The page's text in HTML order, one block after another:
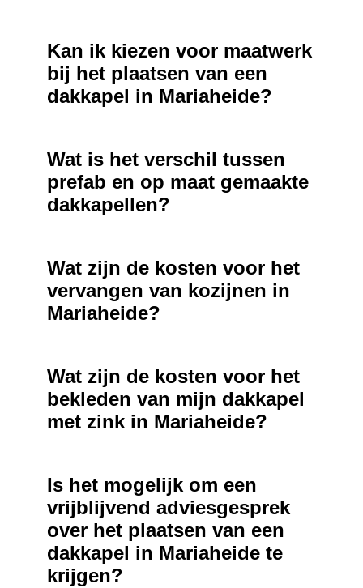
Kan ik kiezen voor maatwerk
bij het plaatsen van een
dakkapel in Mariaheide?
Wat is het verschil tussen
prefab en op maat gemaakte
dakkapellen?
Wat zijn de kosten voor het
vervangen van kozijnen in
Mariaheide?
Wat zijn de kosten voor het
bekleden van mijn dakkapel
met zink in Mariaheide?
Is het mogelijk om een
vrijblijvend adviesgesprek
over het plaatsen van een
dakkapel in Mariaheide te
krijgen?